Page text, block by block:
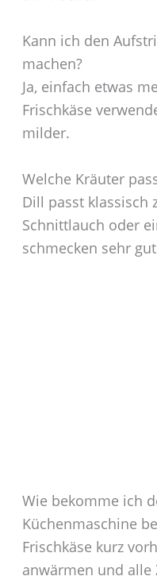
Kann ich den
machen?
Ja, einfach etwas
Frischkäse
milder.
Welche Kräuter
Dill passt klassisch
Schnittlauch oder
schmecken sehr
Wie bekomme ich
Küchenmaschine
Frischkäse kurz
anwärmen und alle